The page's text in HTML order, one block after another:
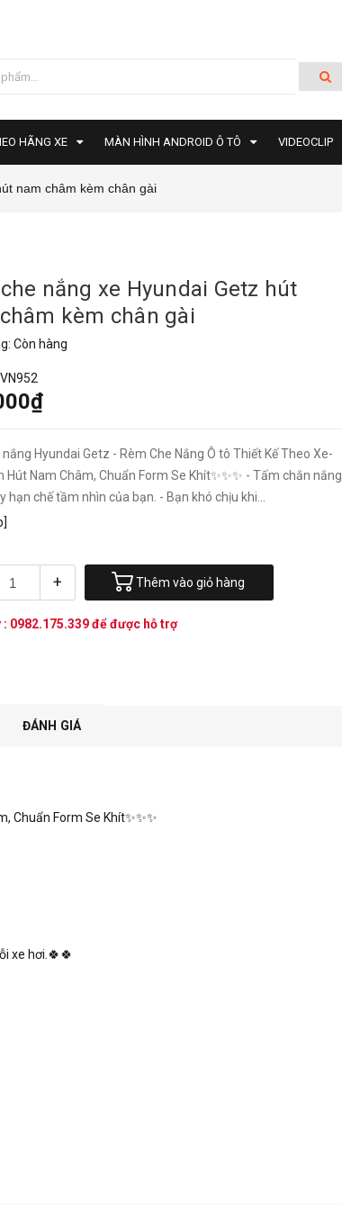
HÃNG XE MÀN HÌNH ANDROID Ô TÔ VIDEOCLIP
nam châm kèm chân gài
nắng xe Hyundai Getz hút
kèm chân gài
Còn hàng
nắng Hyundai Getz - Rèm Che Nắng Ô tô Thiết Kế Theo Xe-
Hút Nam Châm, Chuẩn Form Se Khít✨✨✨ - Tấm chắn nắng
hạn chế tầm nhìn của bạn. - Bạn khó chịu khi...
+ Thêm vào giỏ hàng
: 0982.175.339để được hỗ trợ
ĐÁNH GIÁ
Chuẩn Form Se Khít✨✨✨
xe hơi.🍀🍀